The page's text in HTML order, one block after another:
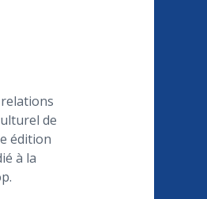
relations
de
édition
à la